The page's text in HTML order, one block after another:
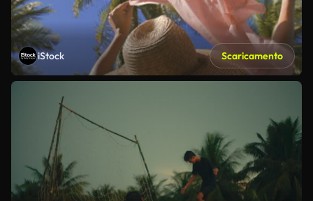
iStock Scaricamento